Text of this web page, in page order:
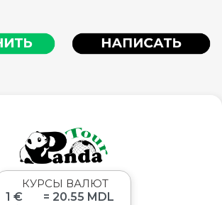
КУРСЫ ВАЛЮТ
1 €
= 20.55 MDL